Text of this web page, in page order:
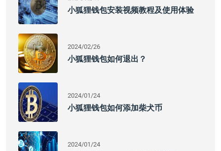
小狐狸钱包安装视频教程及使用体验
2024/02/26
小狐狸钱包如何退出？
2024/01/24
小狐狸钱包如何添加柴犬币
2024/01/24